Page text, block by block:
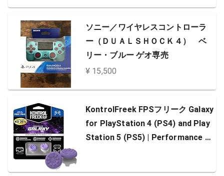
ソニー／ワイヤレスコントローラ
ー（ＤＵＡＬＳＨＯＣＫ４） ベ
リー・ブルー ゲオ専売
¥ 15,500
KontrolFreek FPSフリーク Galaxy
for PlayStation 4 (PS4) and Play
Station 5 (PS5) | Performance T